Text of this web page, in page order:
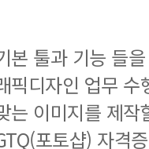
본 툴과 기능 들
픽디자인 업무
는 이미지를 제
포토샵) 자격